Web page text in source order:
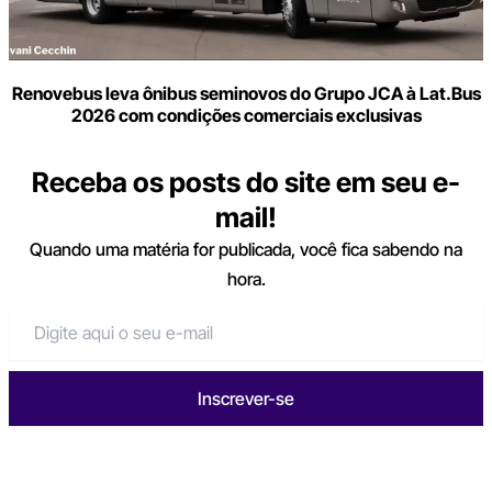
Renovebus leva ônibus seminovos do Grupo JCA à Lat.Bus
2026 com condições comerciais exclusivas
Receba os posts do site em seu e-
mail!
Quando uma matéria for publicada, você fica sabendo na
hora.
Inscrever-se